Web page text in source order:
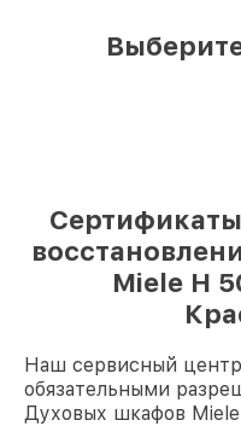
Miele H
Наш сервисный
обязательными
Духовых шкафов